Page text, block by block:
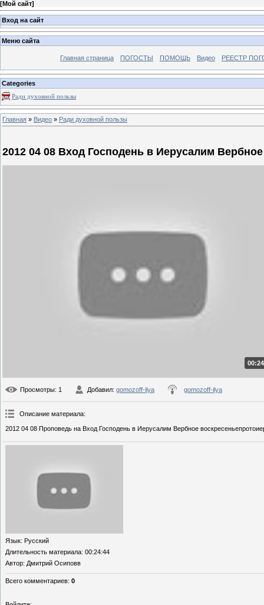
[Мой сайт]
Вход на сайт
Меню сайта
Главная страница ПОГОСТЫ ПОМОЩЬ Видео РЕЕСТР
Categories
Ради духовной пользы
Главная » Видео » Ради духовной пользы
2012 04 08 Вход Господень в Иерусалим
Просмотры: 1 Добавил: gomozoff-ilya gomozoff-ilya
Описание материала:
2012 04 08 Проповедь на Вход Господень в Иерусалим Вербное
Язык: Русский
Длительность материала: 00:24:44
Автор: Дмитрий Осиповв
Всего комментариев: 0